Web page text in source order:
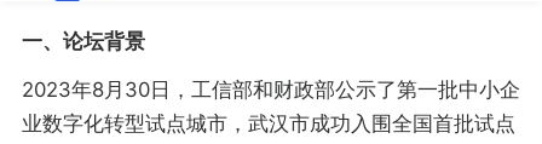
一、论坛背景
2023年8月30日，工信部和财政部公示了第一批中小企
业数字化转型试点城市，武汉市成功入围全国首批试点